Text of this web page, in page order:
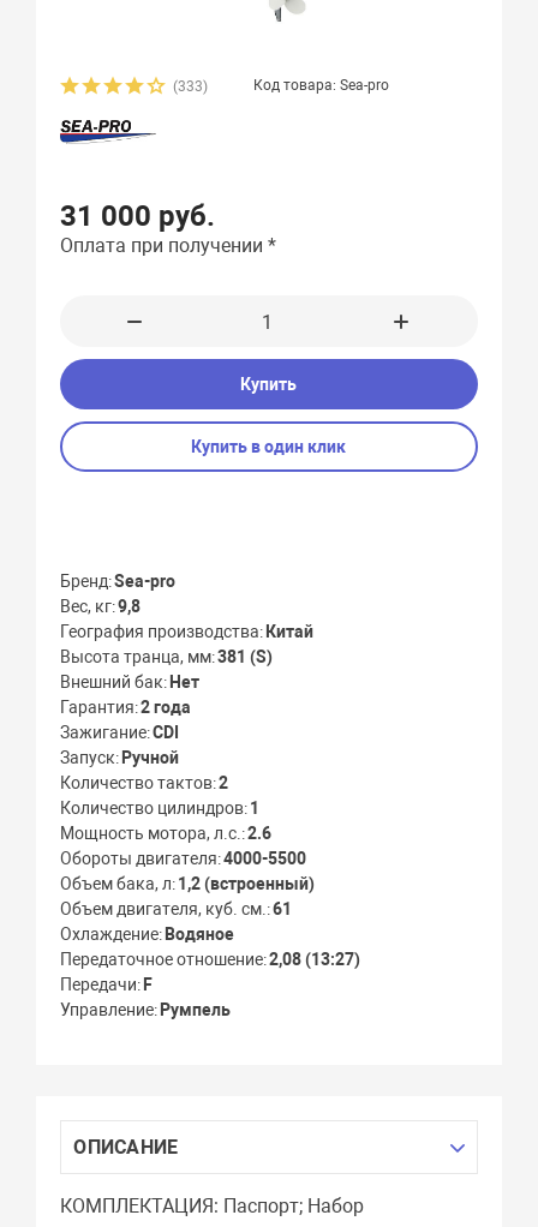
(333) Код товара: Sea-pro
31 000 руб.
Оплата при получении *
Купить
Купить в один клик
Бренд Sea-pro
Вес, кг 9,8
География производства Китай
Высота транца, мм 381 (S)
Внешний бак Нет
Гарантия 2 года
Зажигание CDI
Запуск Ручной
Количество тактов 2
Количество цилиндров 1
Мощность мотора, л.с. 2.6
Обороты двигателя 4000-5500
Объем бака, л 1,2 (встроенный)
Объем двигателя, куб. см. 61
Охлаждение Водяное
Передаточное отношение 2,08 (13:27)
Передачи F
Управление Румпель
ОПИСАНИЕ
КОМПЛЕКТАЦИЯ: Паспорт; Набор